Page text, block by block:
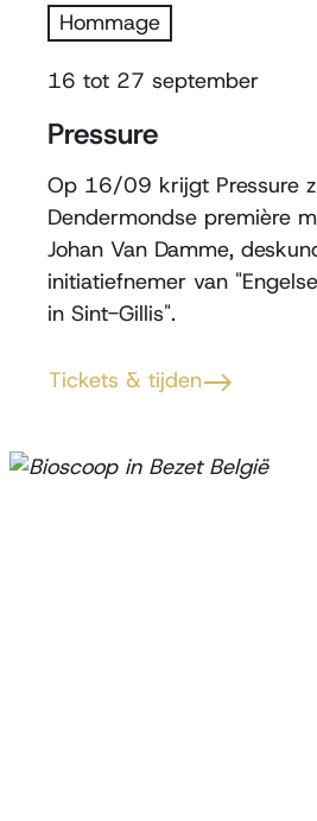
Hommage
16 tot 27 september
Pressure
Op 16/09 krijgt Pressure
Dendermondse première
Johan Van Damme,
initiatiefnemer van
in Sint-Gillis".
Tickets & tijden